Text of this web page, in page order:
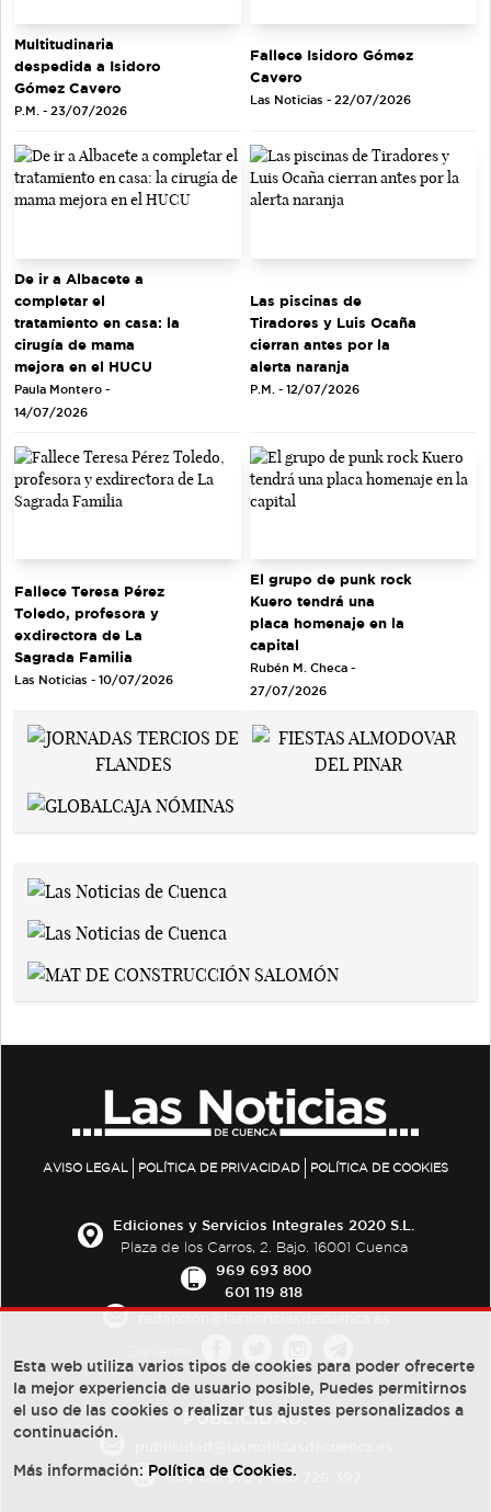
Multitudinaria
despedida a Isidoro
Gómez Cavero
P.M. - 23/07/2026
Fallece Isidoro Gómez
Cavero
Las Noticias - 22/07/2026
De ir a Albacete a
completar el
tratamiento en casa: la
cirugía de mama
mejora en el HUCU
Paula Montero -
14/07/2026
Las piscinas de
Tiradores y Luis Ocaña
cierran antes por la
alerta naranja
P.M. - 12/07/2026
Fallece Teresa Pérez
Toledo, profesora y
exdirectora de La
Sagrada Familia
Las Noticias - 10/07/2026
El grupo de punk rock
Kuero tendrá una
placa homenaje en la
capital
Rubén M. Checa -
27/07/2026
AVISO LEGAL POLÍTICA DE PRIVACIDAD POLÍTICA DE COOKIES
Ediciones y Servicios Integrales 2020 S.L.
Plaza de los Carros, 2. Bajo. 16001 Cuenca
969 693 800
601 119 818
PUBLICIDAD:
684 126 573/670 726 392
Esta web utiliza varios tipos de cookies para poder ofrecerte
la mejor experiencia de usuario posible, Puedes permitirnos
el uso de las cookies o realizar tus ajustes personalizados a
continuación.
Más información: Política de Cookies.